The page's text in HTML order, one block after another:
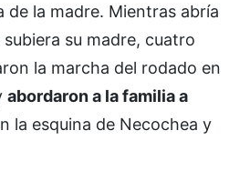
de la madre. Mientras abría
su madre, cuatro
la marcha del rodado en
abordaron a la familia a
la esquina de Necochea y